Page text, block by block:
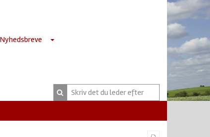
Nyhedsbreve